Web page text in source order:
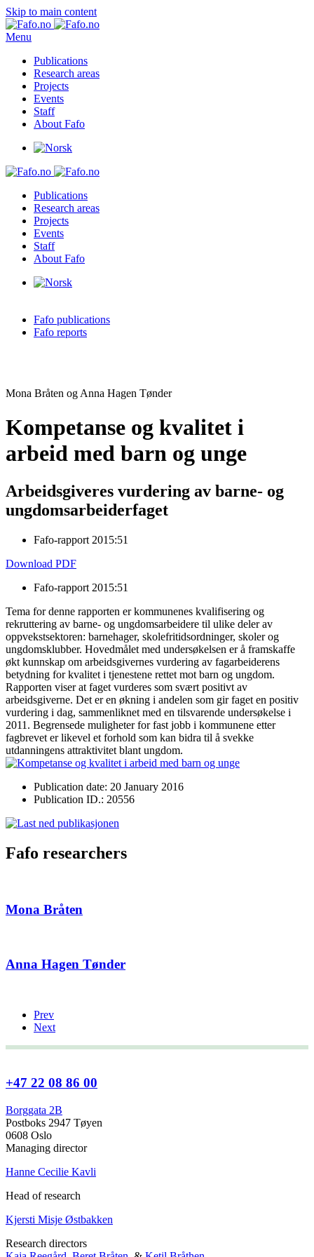
Skip to main content
Menu
Publications
Research areas
Projects
Events
Staff
About Fafo
Publications
Research areas
Projects
Events
Staff
About Fafo
Fafo publications
Fafo reports
Mona Bråten og Anna Hagen Tønder
Kompetanse og kvalitet i
arbeid med barn og unge
Arbeidsgiveres vurdering av barne- og
ungdomsarbeiderfaget
Fafo-rapport 2015:51
Download PDF
Fafo-rapport 2015:51
Tema for denne rapporten er kommunenes kvalifisering og
rekruttering av barne- og ungdomsarbeidere til ulike deler av
oppvekstsektoren: barnehager, skolefritidsordninger, skoler og
ungdomsklubber. Hovedmålet med undersøkelsen er å framskaffe
økt kunnskap om arbeidsgivernes vurdering av fagarbeiderens
betydning for kvalitet i tjenestene rettet mot barn og ungdom.
Rapporten viser at faget vurderes som svært positivt av
arbeidsgiverne. Det er en økning i andelen som gir faget en positiv
vurdering i dag, sammenliknet med en tilsvarende undersøkelse i
2011. Begrensede muligheter for fast jobb i kommunene etter
fagbrevet er likevel et forhold som kan bidra til å svekke
utdanningens attraktivitet blant ungdom.
Publication date: 20 January 2016
Publication ID.: 20556
Fafo researchers
Mona Bråten
Anna Hagen Tønder
Prev
Next
+47 22 08 86 00
Borggata 2B
Postboks 2947 Tøyen
0608 Oslo
Managing director
Hanne Cecilie Kavli
Head of research
Kjersti Misje Østbakken
Research directors